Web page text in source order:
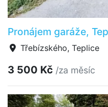
Pronájem garáže,
Třebízského, Teplice
3 500 Kč /za měsíc